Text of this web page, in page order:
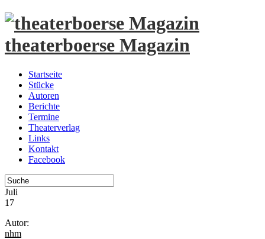
theaterboerse Magazin
Startseite
Stücke
Autoren
Berichte
Termine
Theaterverlag
Links
Kontakt
Facebook
Juli
17
Autor:
nhm